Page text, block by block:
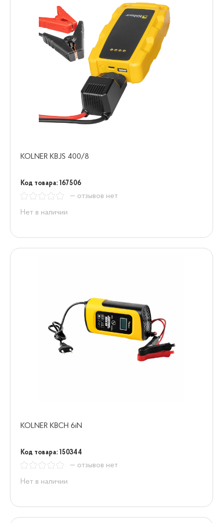
KOLNER KBJS 400/8
Код товара: 167506
— отзывов нет
Нет в наличии
KOLNER KBCH 6iN
Код товара: 150344
— отзывов нет
Нет в наличии